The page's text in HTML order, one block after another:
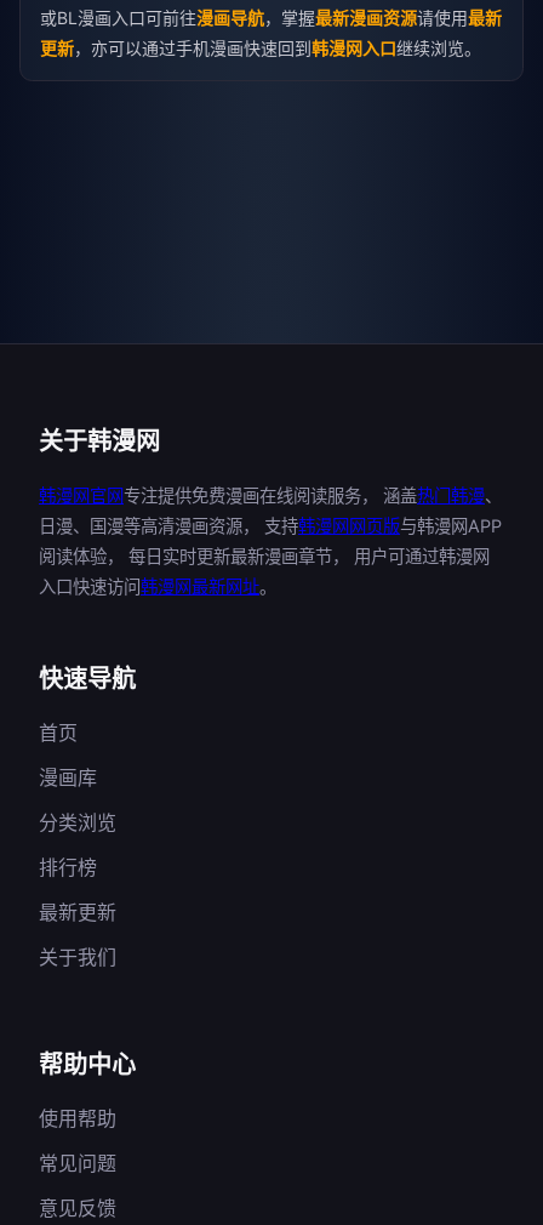
或BL漫画入口可前往漫画导航，掌握最新漫画资源请使用最新
更新，亦可以通过手机漫画快速回到韩漫网入口继续浏览。
关于韩漫网
韩漫网官网专注提供免费漫画在线阅读服务， 涵盖热门韩漫、
日漫、国漫等高清漫画资源， 支持韩漫网网页版与韩漫网APP
阅读体验， 每日实时更新最新漫画章节， 用户可通过韩漫网
入口快速访问韩漫网最新网址。
快速导航
首页
漫画库
分类浏览
排行榜
最新更新
关于我们
帮助中心
使用帮助
常见问题
意见反馈